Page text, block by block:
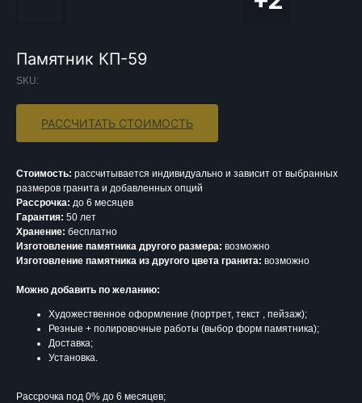
Памятник КП-59
SKU:
РАССЧИТАТЬ СТОИМОСТЬ
Стоимость: рассчитывается индивидуально и зависит от выбранных
размеров гранита и добавленных опций
Рассрочка: до 6 месяцев
Гарантия: 50 лет
Хранение: бесплатно
Изготовление памятника другого размера: возможно
Изготовление памятника из другого цвета гранита: возможно
Можно добавить по желанию:
Художественное оформление (портрет, текст , пейзаж);
Резные + полировочные работы (выбор форм памятника);
Доставка;
Установка.
Рассрочка под 0% до 6 месяцев;